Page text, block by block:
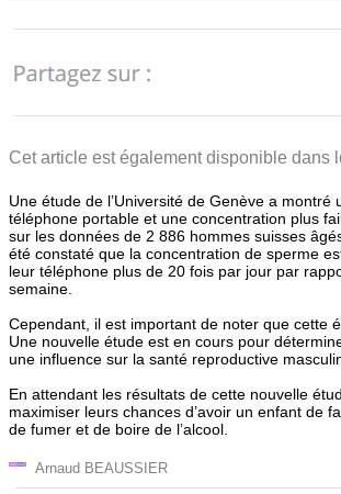
Cet article est également disponible dans
Une étude de l’Université de Genève a
téléphone portable et une concentration plus
sur les données de 2 886 hommes suisses
été constaté que la concentration de sperme
leur téléphone plus de 20 fois par jour par
semaine.
Cependant, il est important de noter que cette
Une nouvelle étude est en cours pour
une influence sur la santé reproductive
En attendant les résultats de cette nouvelle
maximiser leurs chances d’avoir un enfant de
de fumer et de boire de l’alcool.
Arnaud BEAUSSIER